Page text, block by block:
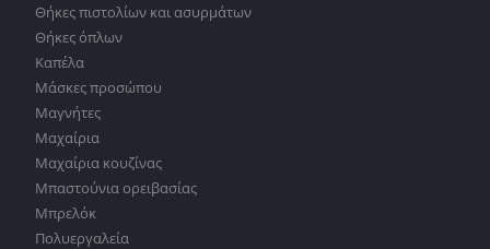
Θήκες πιστολίων και ασυρμάτων
Θήκες όπλων
Καπέλα
Μάσκες προσώπου
Μαγνήτες
Μαχαίρια
Μαχαίρια κουζίνας
Μπαστούνια ορειβασίας
Μπρελόκ
Πολυεργαλεία